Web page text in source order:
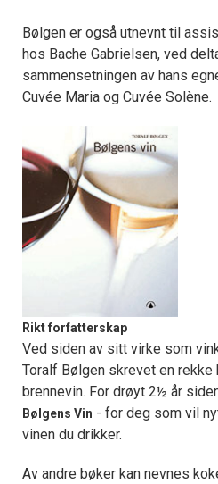
Bølgen er også utnevnt til
hos Bache Gabrielsen, ved
sammensetningen av hans
Cuvée Maria og Cuvée Solène.
Rikt forfatterskap
Ved siden av sitt virke som
Toralf Bølgen skrevet en rekke
brennevin. For drøyt 2½ år
Bølgens Vin - for deg som vil
vinen du drikker.
Av andre bøker kan nevnes